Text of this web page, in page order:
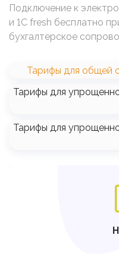
Подключение к
и 1C fresh бесплатно
бухгалтерское
Тарифы для общей
Тарифы для
Тарифы для